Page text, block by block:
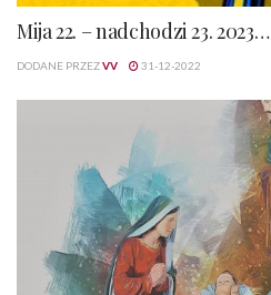
Mija 22. – nadchodzi 23. 2023…
DODANE PRZEZVV 31-12-2022